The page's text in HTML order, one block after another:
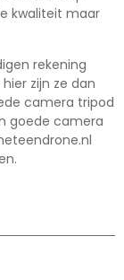
kwaliteit maar
rekening
zijn ze dan
camera tripod
goede camera